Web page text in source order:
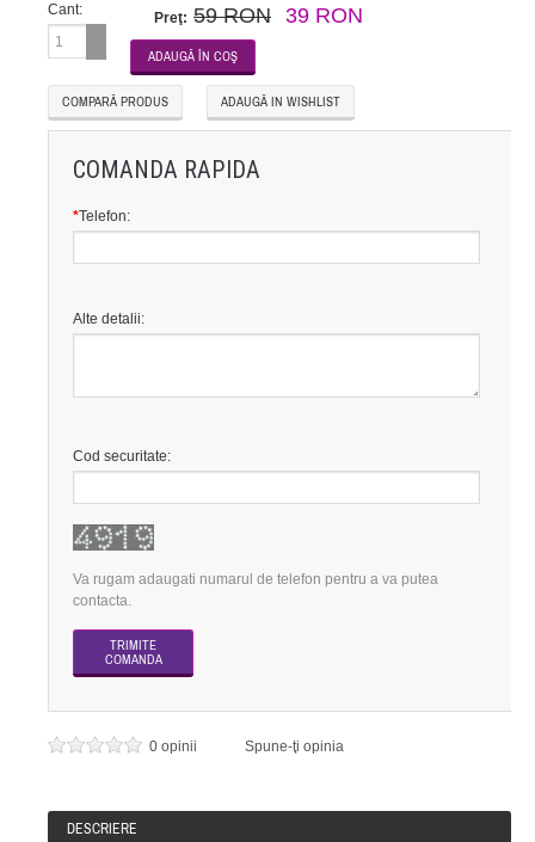
Cant:
Preţ: 59 RON 39 RON
COMPARĂ PRODUS ADAUGĂ IN WISHLIST
COMANDA RAPIDA
*Telefon:
Alte detalii:
Cod securitate:
Va rugam adaugati numarul de telefon pentru a va putea
contacta.
0 opinii Spune-ţi opinia
DESCRIERE